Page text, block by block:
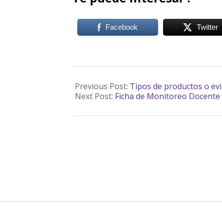
Facebook Twitter
Previous Post: Tipos de productos o
Next Post: Ficha de Monitoreo